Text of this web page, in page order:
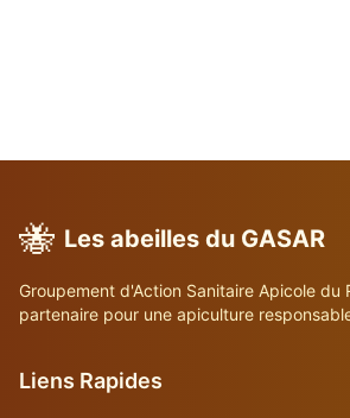
🐝 Les abeilles du GASAR
Groupement d'Action Sanitaire Apicole du
partenaire pour une apiculture
Liens Rapides